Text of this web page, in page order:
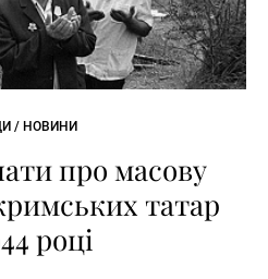
/ НОВИНИ
про масову
татар
році